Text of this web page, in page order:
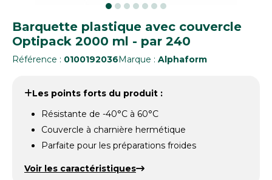
Barquette plastique avec couvercle
Optipack 2000 ml - par 240
Référence : 0100192036Marque : Alphaform
Les points forts du produit :
Résistante de -40°C à 60°C
Couvercle à charnière hermétique
Parfaite pour les préparations froides
Voir les caractéristiques